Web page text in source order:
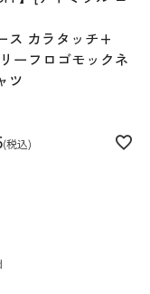
ス カラタッチ+
ーフロゴモックネ
ツ
税込